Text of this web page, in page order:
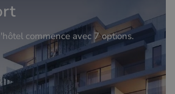
commence avec 7 options.